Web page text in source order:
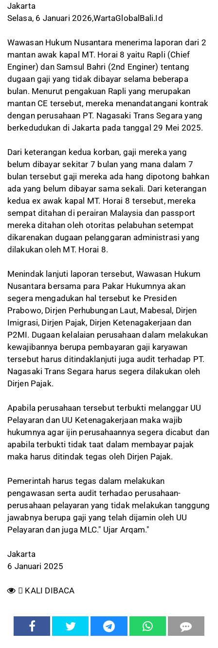
Jakarta
Selasa, 6 Januari 2026,WartaGlobalBali.Id
Wawasan Hukum Nusantara menerima laporan dari 2
mantan awak kapal MT. Horai 8 yaitu Rapli (Chief
Enginer) dan Samsul Bahri (2nd Enginer) tentang
dugaan gaji yang tidak dibayar selama beberapa
bulan. Menurut pengakuan Rapli yang merupakan
mantan CE tersebut, mereka menandatangani kontrak
dengan perusahaan PT. Nagasaki Trans Segara yang
berkedudukan di Jakarta pada tanggal 29 Mei 2025.
Dari keterangan kedua korban, gaji mereka yang
belum dibayar sekitar 7 bulan yang mana dalam 7
bulan tersebut gaji mereka ada hang dipotong bahkan
ada yang belum dibayar sama sekali. Dari keterangan
kedua ex awak kapal MT. Horai 8 tersebut, mereka
sempat ditahan di perairan Malaysia dan passport
mereka ditahan oleh otoritas pelabuhan setempat
dikarenakan dugaan pelanggaran administrasi yang
dilakukan oleh MT. Horai 8.
Menindak lanjuti laporan tersebut, Wawasan Hukum
Nusantara bersama para Pakar Hukumnya akan
segera mengadukan hal tersebut ke Presiden
Prabowo, Dirjen Perhubungan Laut, Mabesal, Dirjen
Imigrasi, Dirjen Pajak, Dirjen Ketenagakerjaan dan
P2MI. Dugaan kelalaian perusahaan dalam melakukan
kewajibannya berupa pembayaran gaji karyawan
tersebut harus ditindaklanjuti juga audit terhadap PT.
Nagasaki Trans Segara harus segera dilakukan oleh
Dirjen Pajak.
Apabila perusahaan tersebut terbukti melanggar UU
Pelayaran dan UU Ketenagakerjaan maka wajib
hukumnya agar ijin perusahaannya segera dicabut dan
apabila terbukti tidak taat dalam membayar pajak
maka harus ditindak tegas oleh Dirjen Pajak.
Pemerintah harus tegas dalam melakukan
pengawasan serta audit terhadao perusahaan-
perusahaan pelayaran yang tidak melakukan tanggung
jawabnya berupa gaji yang telah dijamin oleh UU
Pelayaran dan juga MLC." Ujar Arqam."
Jakarta
6 Januari 2025
KALI DIBACA